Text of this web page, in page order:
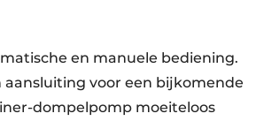
en manuele bediening.
aansluiting voor een bijkomende
dompelpomp moeiteloos